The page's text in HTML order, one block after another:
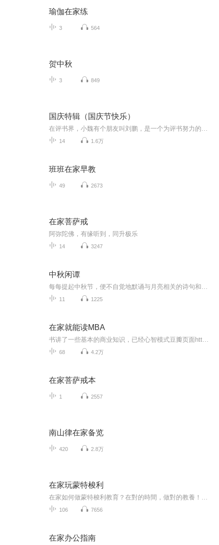
瑜伽在家练
3 564
贺中秋
3 849
国庆特辑（国庆节快乐）
14 1.6万
班班在家早教
49 2673
在家菩萨戒
阿弥陀佛，有缘听到，同升极乐
14 3247
中秋闲谭
11 1225
在家就能读MBA
68 4.2万
在家菩萨戒本
1 2557
南山律在家备览
420 2.8万
在家玩蒙特梭利
106 7656
在家办公指南